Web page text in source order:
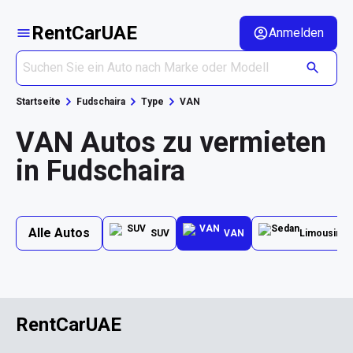
RentCarUAE Anmelden
Startseite Fudschaira Type VAN
VAN Autos zu vermieten
in Fudschaira
Alle Autos SUV VAN Limousine
RentCarUAE